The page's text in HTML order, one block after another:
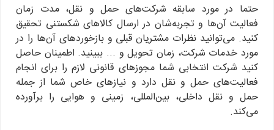
حتما در مورد سابقه شرکت‌های حمل و نقل، مدت زمان
فعالیت آن‌ها و تجربه‌شان در ارسال کالاهای شکستنی تحقیق
کنید. می‌توانید نظرات مشتریان قبلی و بازخوردهای آن‌ها را در
مورد خدمات شرکت، زمان تحویل و ... ببینید. اطمینان حاصل
کنید شرکت انتخابی شما مجوزهای قانونی لازم را برای انجام
فعالیت‌های حمل و نقل دارد و نیازهای خاص شما از جمله
حمل و نقل داخلی، بین‌المللی، زمینی و هوایی را برآورده
می‌کند.